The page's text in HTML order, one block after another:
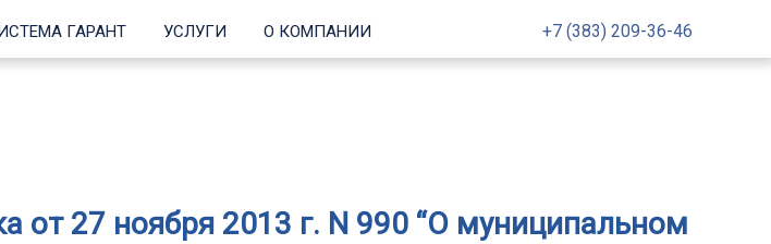
ГАРАНТ УСЛУГИ О КОМПАНИИ +7 (383) 209-36-46
от 27 ноября 2013 г. N 990 “О муниципальном